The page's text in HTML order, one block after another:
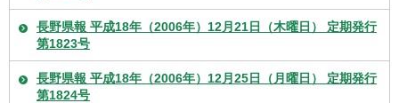
長野県報 平成18年（2006年）12月21日（木曜日） 定期発行
第1823号
長野県報 平成18年（2006年）12月25日（月曜日） 定期発行
第1824号